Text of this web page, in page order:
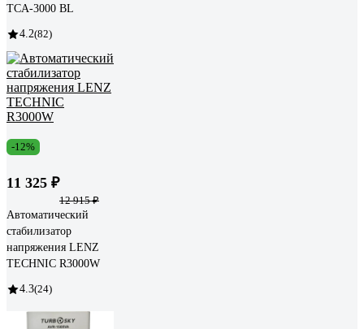
TCA-3000 BL
4.2(82)
-12%
11 325 ₽
12 915 ₽
Автоматический
стабилизатор
напряжения LENZ
TECHNIC R3000W
4.3(24)